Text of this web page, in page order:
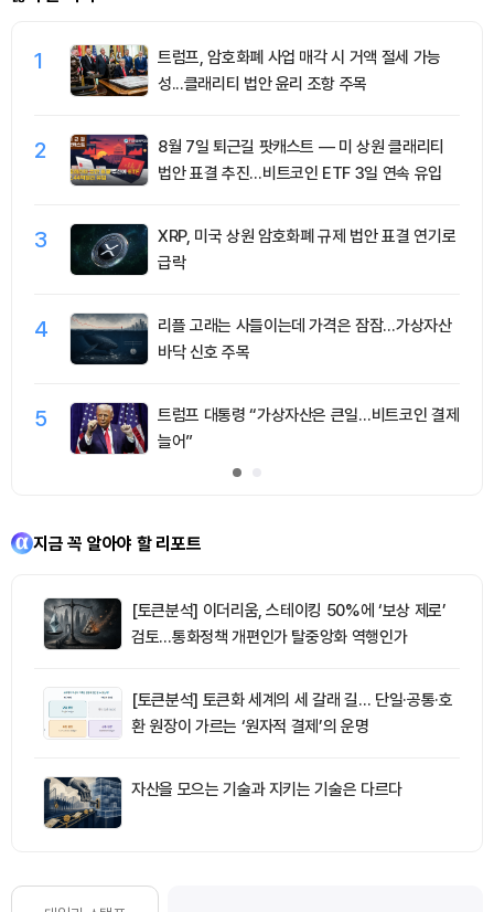
1
트럼프, 암호화폐 사업 매각 시 거액 절세 가능
성...클래리티 법안 윤리 조항 주목
2
8월 7일 퇴근길 팟캐스트 — 미 상원 클래리티
법안 표결 추진…비트코인 ETF 3일 연속 유입
3
XRP, 미국 상원 암호화폐 규제 법안 표결 연기로
급락
4
리플 고래는 사들이는데 가격은 잠잠…가상자산
바닥 신호 주목
5
트럼프 대통령 “가상자산은 큰일…비트코인 결제
늘어”
지금 꼭 알아야 할 리포트
[토큰분석] 이더리움, 스테이킹 50%에 ‘보상 제로’
검토…통화정책 개편인가 탈중앙화 역행인가
[토큰분석] 토큰화 세계의 세 갈래 길… 단일·공통·호
환 원장이 가르는 ‘원자적 결제’의 운명
자산을 모으는 기술과 지키는 기술은 다르다